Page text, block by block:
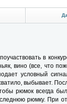
в
вино (все, что
условный
выбывает.
рюмок всегда
рюмку. При